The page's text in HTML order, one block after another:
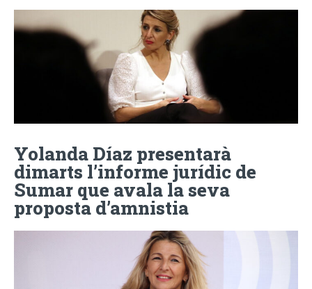
Yolanda Díaz presentarà
dimarts l’informe jurídic de
Sumar que avala la seva
proposta d’amnistia